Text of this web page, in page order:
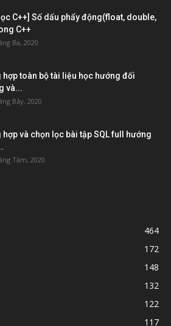
C++] Số dấu phẩy động(float, double,
C++
Ba, 2020
hợp toàn bộ tài liệu học hướng đối
và...
Bảy, 2020
hợp và chọn lọc bài tập SQL full hướng
Tám, 2020
464
172
148
132
122
117